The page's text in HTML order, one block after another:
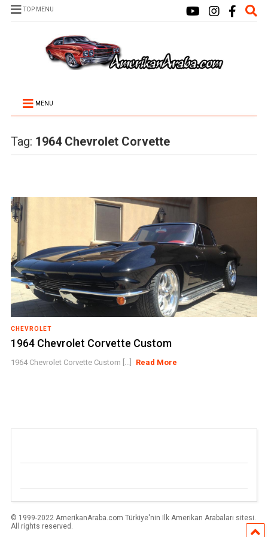
TOP MENU
MENU
Tag: 1964 Chevrolet Corvette
CHEVROLET
1964 Chevrolet Corvette Custom
1964 Chevrolet Corvette Custom [...] Read More
© 1999-2022 AmerikanAraba.com Türkiye'nin Ilk Amerikan Arabaları sitesi.
All rights reserved.